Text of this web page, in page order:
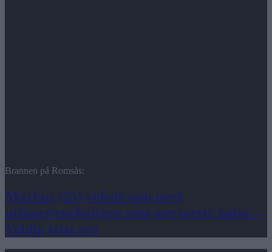
Brannen på Romsås:
Markus (25) vokste opp med
uthuset/eneboligen som nærmeste nabo: –
Veldig trist syn